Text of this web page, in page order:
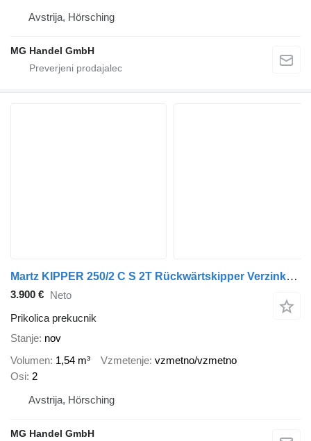
Avstrija, Hörsching
MG Handel GmbH
Martz KIPPER 250/2 C S 2T Rückwärtskipper Verzinkt, Knott-Achsen, 2 St
3.900 € Neto
Prikolica prekucnik
Stanje nov
Volumen 1,54 m³ Vzmetenje vzmetno/vzmetno
Osi 2
Avstrija, Hörsching
MG Handel GmbH